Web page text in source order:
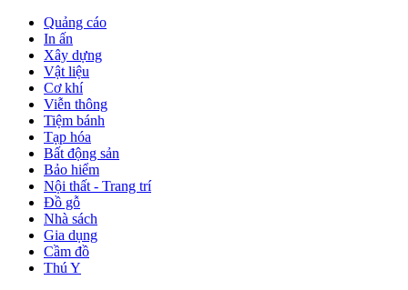
Quảng cáo
In ấn
Xây dựng
Vật liệu
Cơ khí
Viễn thông
Tiệm bánh
Tạp hóa
Bất động sản
Bảo hiểm
Nội thất - Trang trí
Đồ gỗ
Nhà sách
Gia dụng
Cầm đồ
Thú Y